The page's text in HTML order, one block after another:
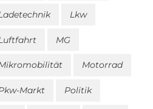
Lkw
MG
Motorrad
Markt Politik